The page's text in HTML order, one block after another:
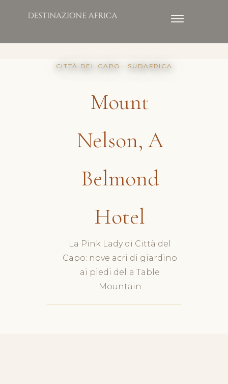
CITTÀ DEL CAPO · SUDAFRICA
Mount
Nelson, A
Belmond
Hotel
La Pink Lady di Città del
Capo: nove acri di giardino
ai piedi della Table
Mountain